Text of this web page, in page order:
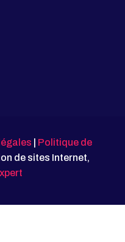
Politique de
de sites Internet,